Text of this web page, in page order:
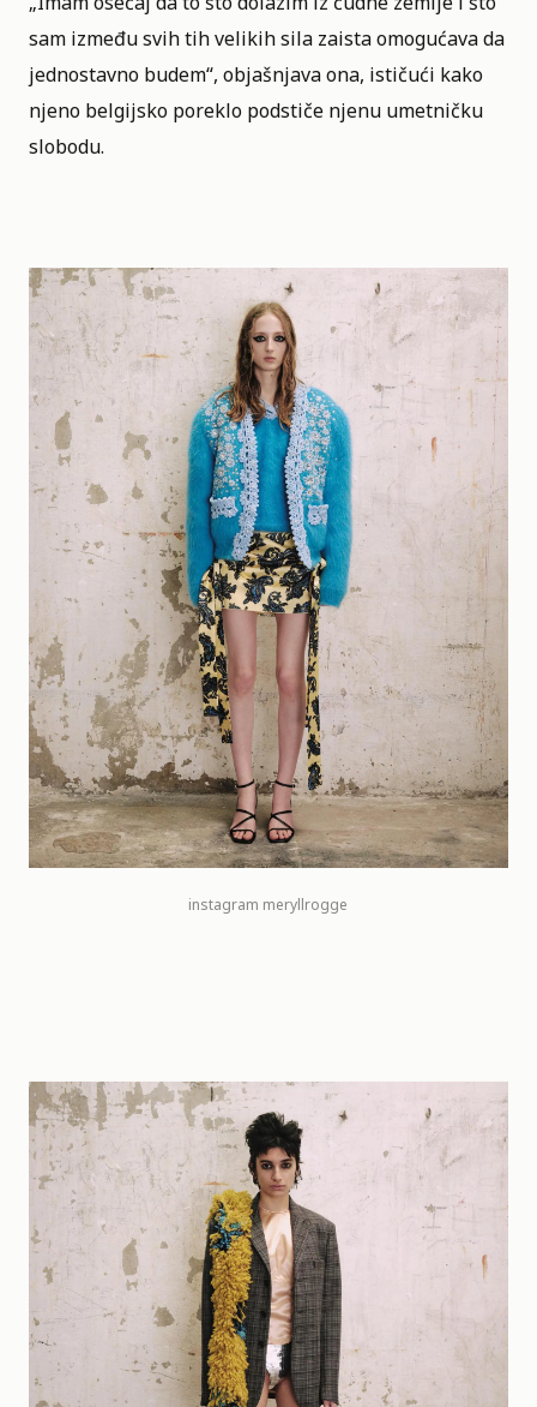
sam između svih tih velikih sila zaista omogućava da
jednostavno budem“, objašnjava ona, ističući kako
njeno belgijsko poreklo podstiče njenu umetničku
slobodu.
instagram meryllrogge